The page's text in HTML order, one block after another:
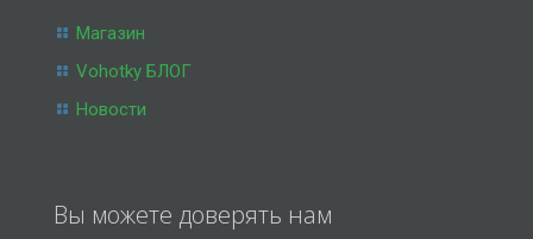
Магазин
Vohotky БЛОГ
Новости
Вы можете доверять нам